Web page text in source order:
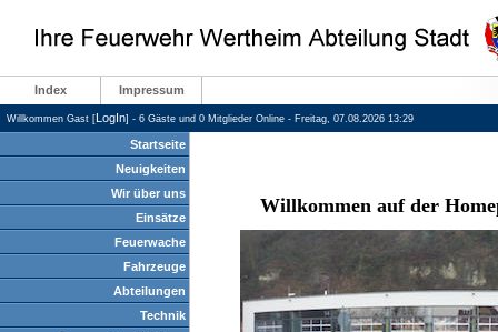
Index Impressum
Willkommen Gast [LogIn] - 6 Gäste und 0 Mitglieder Online - Freitag, 07.08.2026 13:29
Startseite
Neuigkeiten
Wir über uns
Einsätze
Feuerwache
Fahrzeuge
Abteilungen
Technik
Willkommen auf der